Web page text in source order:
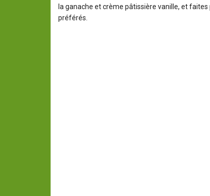
la ganache et crème pâtissière vanille, et
préférés.